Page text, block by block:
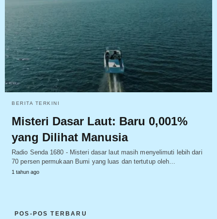
BERITA TERKINI
Misteri Dasar Laut: Baru 0,001%
yang Dilihat Manusia
Radio Senda 1680 - Misteri dasar laut masih menyelimuti lebih dari
70 persen permukaan Bumi yang luas dan tertutup oleh…
1 tahun ago
POS-POS TERBARU